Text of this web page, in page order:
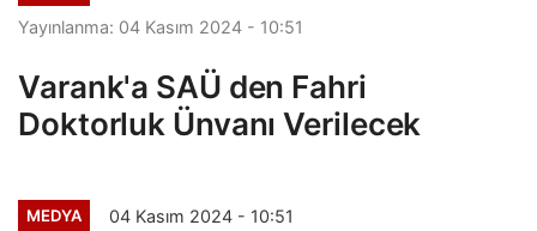
Yayınlanma: 04 Kasım 2024 - 10:51
Varank'a SAÜ den Fahri
Doktorluk Ünvanı Verilecek
MEDYA 04 Kasım 2024 - 10:51